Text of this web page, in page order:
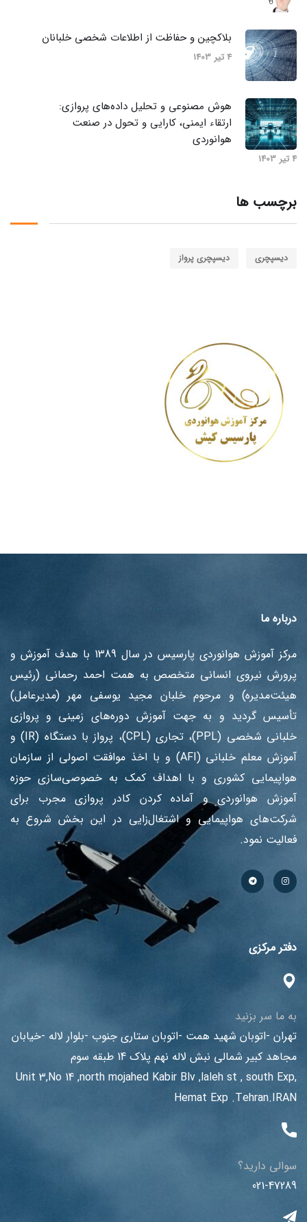
بلاکچین و حفاظت از اطلاعات شخصی خلبانان
4 تیر 1403
هوش مصنوعی و تحلیل داده‌های پروازی:
ارتقاء ایمنی، کارایی و تحول در صنعت
هوانوردی
4 تیر 1403
برچسب ها
دیسپچری دیسپچری پرواز
درباره ما
مرکز آموزش هوانوردی پارسیس در سال 1389 با هدف آموزش ‌و
پرورش نیروی انسانی متخصص به همت احمد رحمانی (رئیس
هیئت‌مدیره) و مرحوم خلبان مجید یوسفی مهر (مدیرعامل)
تأسیس گردید و به جهت آموزش دوره‌های زمینی و پروازی
خلبانی شخصی (PPL)، تجاری (CPL)، پرواز با دستگاه (IR) و
آموزش معلم خلبانی (AFI) و با اخذ موافقت اصولی از سازمان
هواپیمایی کشوری و با اهداف کمک به خصوصی‌سازی حوزه
آموزش هوانوردی و آماده کردن کادر پروازی مجرب برای
شرکت‌های هواپیمایی و اشتغال‌زایی در این بخش شروع به
فعالیت نمود.
دفتر مرکزی
به ما سر بزنید
تهران -اتوبان شهید همت -اتوبان ستاری جنوب -بلوار لاله -خیابان
مجاهد کبیر شمالی نبش لاله نهم پلاک 14 طبقه سوم
Unit 3,No 14 ,north mojahed Kabir Blv ,laleh st , south Exp,
Hemat Exp .Tehran.IRAN
سوالی دارید؟
021-47289